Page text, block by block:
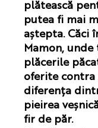
plătească
putea fi mai
aștepta. Căci
Mamon, unde
plăcerile
oferite contra
diferența
pieirea
fir de păr.